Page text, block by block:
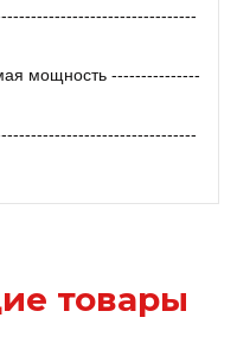
мощность ---------------
товары